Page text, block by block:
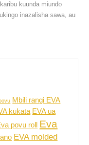
kuunda miundo
inazalisha sawa, au
Mbili rangi EVA
kukata EVA ua
povu roll
Eva
EVA molded